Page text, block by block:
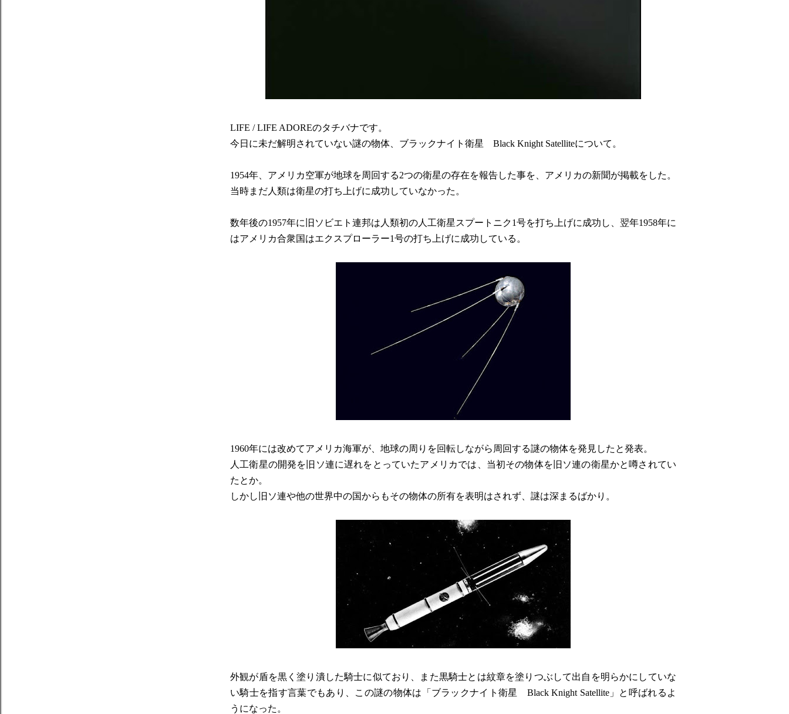
LIFE / LIFE ADOREのタチバナです。
今日に未だ解明されていない謎の物体、ブラックナイト衛星 Black Knight Satelliteについて。
1954年、アメリカ空軍が地球を周回する2つの衛星の存在を報告した事を、アメリカの新聞が掲載をした。
当時まだ人類は衛星の打ち上げに成功していなかった。
数年後の1957年に旧ソビエト連邦は人類初の人工衛星スプートニク1号を打ち上げに成功し、翌年1958年に
はアメリカ合衆国はエクスプローラー1号の打ち上げに成功している。
1960年には改めてアメリカ海軍が、地球の周りを回転しながら周回する謎の物体を発見したと発表。
人工衛星の開発を旧ソ連に遅れをとっていたアメリカでは、当初その物体を旧ソ連の衛星かと噂されてい
たとか。
しかし旧ソ連や他の世界中の国からもその物体の所有を表明はされず、謎は深まるばかり。
外観が盾を黒く塗り潰した騎士に似ており、また黒騎士とは紋章を塗りつぶして出自を明らかにしていな
い騎士を指す言葉でもあり、この謎の物体は「ブラックナイト衛星 Black Knight Satellite」と呼ばれるよ
うになった。